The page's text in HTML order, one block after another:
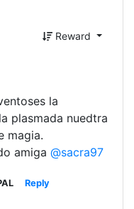
Reward
la
plasmada nuedtra
magia.
amiga @sacra97
Reply